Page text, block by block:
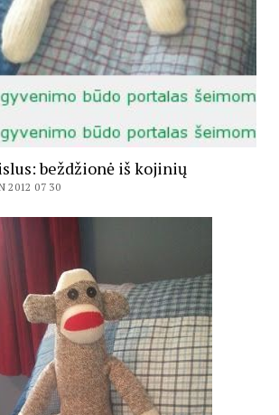
beždžionė iš kojinių
2012 07 30